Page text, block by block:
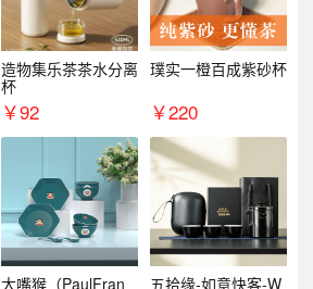
造物集乐茶茶水分离
杯
￥92
璞实一橙百成紫砂杯
￥220
大嘴猴（PaulFran 五拾缘-如意快客-W